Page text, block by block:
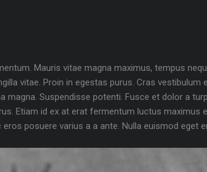
Mauris vitae magna maximus, tempus
vitae. Proin in egestas purus. Cras vestibulum
magna. Suspendisse potenti. Fusce et dolor a
Etiam id ex at erat fermentum luctus maximus
posuere varius a a ante. Nulla euismod eget